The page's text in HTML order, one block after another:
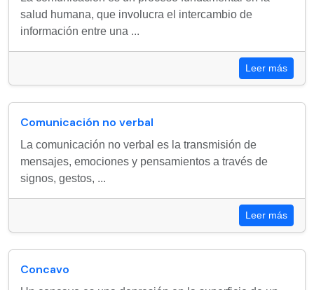
salud humana, que involucra el intercambio de
información entre una ...
Leer más
Comunicación no verbal
La comunicación no verbal es la transmisión de
mensajes, emociones y pensamientos a través de
signos, gestos, ...
Leer más
Concavo